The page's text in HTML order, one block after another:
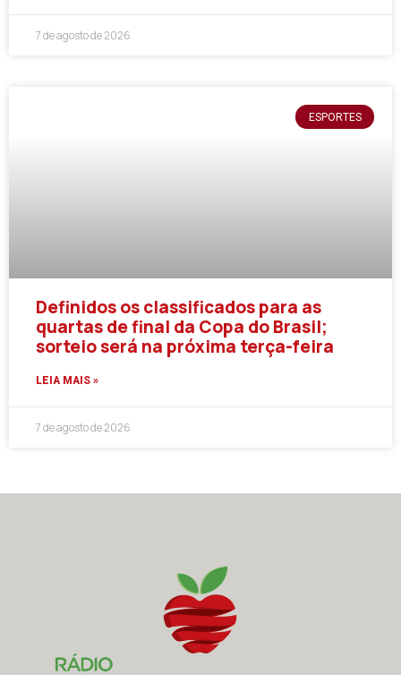
7 de agosto de 2026
ESPORTES
Definidos os classificados para as
quartas de final da Copa do Brasil;
sorteio será na próxima terça-feira
LEIA MAIS »
7 de agosto de 2026